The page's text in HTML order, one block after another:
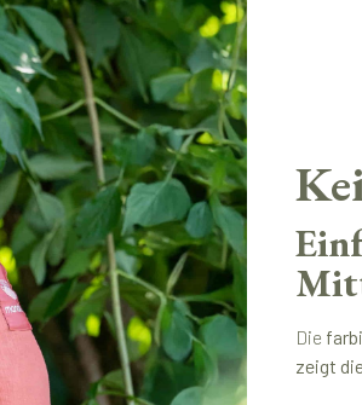
Die
zeigt